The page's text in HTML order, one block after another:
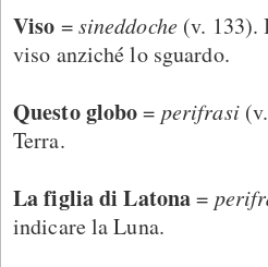
Viso =sineddoche (v. 133).
viso anziché lo sguardo.
Questo globo= perifrasi
Terra.
La figlia di Latona=
indicare la Luna.